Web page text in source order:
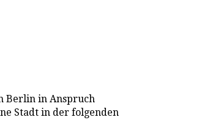
Berlin in Anspruch
Stadt in der folgenden